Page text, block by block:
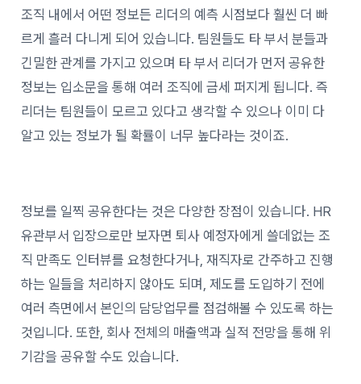
조직 내에서 어떤 정보든 리더의 예측 시점보다 훨씬 더 빠
르게 흘러 다니게 되어 있습니다. 팀원들도 타 부서 분들과
긴밀한 관계를 가지고 있으며 타 부서 리더가 먼저 공유한
정보는 입소문을 통해 여러 조직에 금세 퍼지게 됩니다. 즉
리더는 팀원들이 모르고 있다고 생각할 수 있으나 이미 다
알고 있는 정보가 될 확률이 너무 높다라는 것이죠.
정보를 일찍 공유한다는 것은 다양한 장점이 있습니다. HR
유관부서 입장으로만 보자면 퇴사 예정자에게 쓸데없는 조
직 만족도 인터뷰를 요청한다거나, 재직자로 간주하고 진행
하는 일들을 처리하지 않아도 되며, 제도를 도입하기 전에
여러 측면에서 본인의 담당업무를 점검해볼 수 있도록 하는
것입니다. 또한, 회사 전체의 매출액과 실적 전망을 통해 위
기감을 공유할 수도 있습니다.